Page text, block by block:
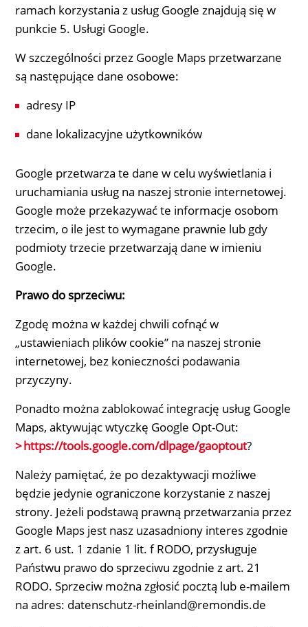
ramach korzystania z usług Google znajdują się w
punkcie 5. Usługi Google.
W szczególności przez Google Maps przetwarzane
są następujące dane osobowe:
adresy IP
dane lokalizacyjne użytkowników
Google przetwarza te dane w celu wyświetlania i
uruchamiania usług na naszej stronie internetowej.
Google może przekazywać te informacje osobom
trzecim, o ile jest to wymagane prawnie lub gdy
podmioty trzecie przetwarzają dane w imieniu
Google.
Prawo do sprzeciwu:
Zgodę można w każdej chwili cofnąć w
„ustawieniach plików cookie” na naszej stronie
internetowej, bez konieczności podawania
przyczyny.
Ponadto można zablokować integrację usług Google
Maps, aktywując wtyczkę Google Opt-Out:
https://tools.google.com/dlpage/gaoptout?
Należy pamiętać, że po dezaktywacji możliwe
będzie jedynie ograniczone korzystanie z naszej
strony. Jeżeli podstawą prawną przetwarzania przez
Google Maps jest nasz uzasadniony interes zgodnie
z art. 6 ust. 1 zdanie 1 lit. f RODO, przysługuje
Państwu prawo do sprzeciwu zgodnie z art. 21
RODO. Sprzeciw można zgłosić pocztą lub e-mailem
na adres: datenschutz-rheinland@remondis.de